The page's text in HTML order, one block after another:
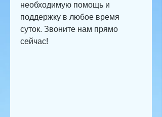
необходимую помощь и
поддержку в любое время
суток. Звоните нам прямо
сейчас!